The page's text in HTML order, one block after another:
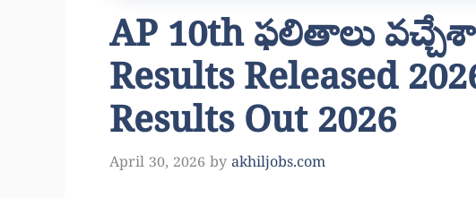
AP 10th ఫలితాలు
Results Released
Results Out 2026
April 30, 2026 by akhiljobs.com